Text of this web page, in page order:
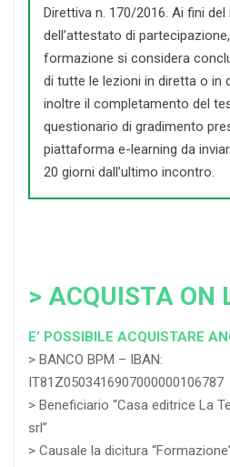
Direttiva n. 170/2016. Ai fini del
dell’attestato di
formazione si considera
di tutte le lezioni in diretta o in
inoltre il completamento del
questionario di gradimento
piattaforma e-learning da
20 giorni dall’ultimo incontro.
> ACQUISTA ON
E’ POSSIBILE ACQUISTARE
> BANCO BPM – IBAN:
IT81Z0503416907000000106787
> Beneficiario “Casa editrice La
srl”
> Causale la dicitura